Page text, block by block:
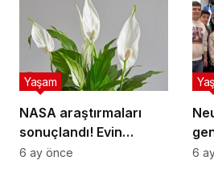
NASA araştırmaları
sonuçlandı! Evin
havasını yüzde doksan
Yaşam
6 ay önce 6